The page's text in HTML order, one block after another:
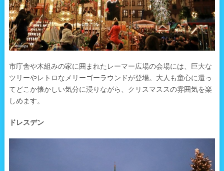
市庁舎や木組みの家に囲まれたレーマー広場の会場には、巨大な
ツリーやレトロなメリーゴーラウンドが登場。大人も童心に還っ
てどこか懐かしい気分に浸りながら、クリスマススの雰囲気を楽
しめます。
ドレスデン